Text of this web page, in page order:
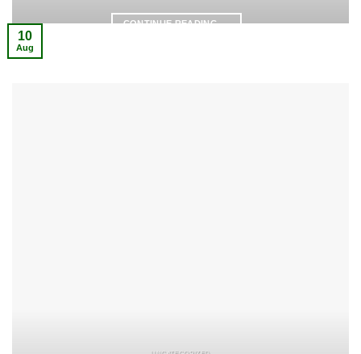
CONTINUE READING→
10
Aug